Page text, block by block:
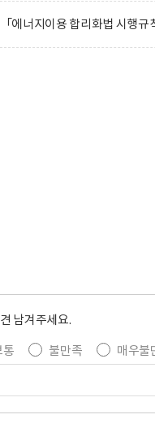
「에너지이용 합리화법 시행
남겨주세요.
통 불만족 매우불